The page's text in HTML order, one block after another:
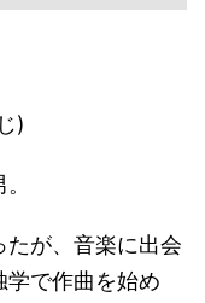
)
が、音楽に出会
学で作曲を始め